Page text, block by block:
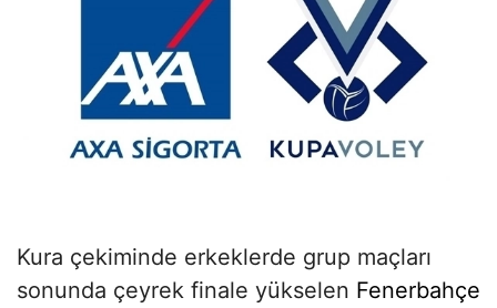
Kura çekiminde erkeklerde grup maçları
sonunda çeyrek finale yükselen Fenerbahçe